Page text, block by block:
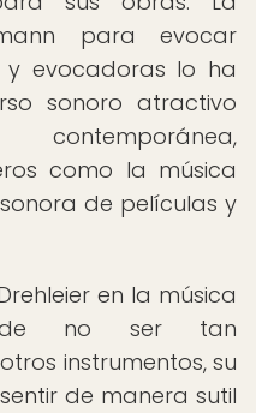
para evocar
y evocadoras lo ha
sonoro atractivo
como la música
de películas y
en la música
no ser tan
instrumentos, su
de manera sutil